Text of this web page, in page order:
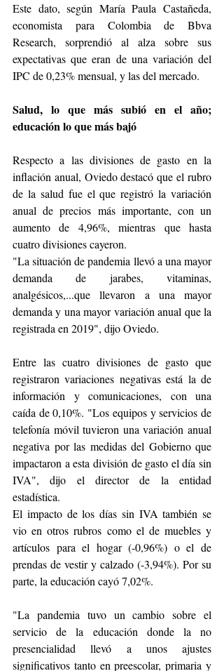
Este dato, según María Paula Castañeda,
economista para Colombia de Bbva
Research, sorprendió al alza sobre sus
expectativas que eran de una variación del
IPC de 0,23% mensual, y las del mercado.
Salud, lo que más subió en el año;
educación lo que más bajó
Respecto a las divisiones de gasto en la
inflación anual, Oviedo destacó que el rubro
de la salud fue el que registró la variación
anual de precios más importante, con un
aumento de 4,96%, mientras que hasta
cuatro divisiones cayeron.
"La situación de pandemia llevó a una mayor
demanda de jarabes, vitaminas,
analgésicos,...que llevaron a una mayor
demanda y una mayor variación anual que la
registrada en 2019", dijo Oviedo.
Entre las cuatro divisiones de gasto que
registraron variaciones negativas está la de
información y comunicaciones, con una
caída de 0,10%. "Los equipos y servicios de
telefonía móvil tuvieron una variación anual
negativa por las medidas del Gobierno que
impactaron a esta división de gasto el día sin
IVA", dijo el director de la entidad
estadística.
El impacto de los días sin IVA también se
vio en otros rubros como el de muebles y
artículos para el hogar (-0,96%) o el de
prendas de vestir y calzado (-3,94%). Por su
parte, la educación cayó 7,02%.
"La pandemia tuvo un cambio sobre el
servicio de la educación donde la no
presencialidad llevó a unos ajustes
significativos tanto en preescolar, primaria y